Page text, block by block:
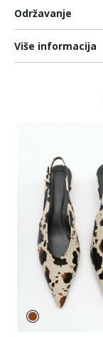
Održavanje
Više informacija